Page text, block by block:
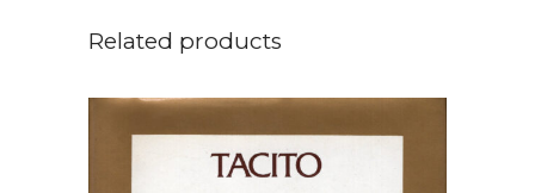
Related products